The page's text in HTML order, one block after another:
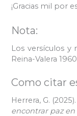
¡Gracias mil por
Nota:
Los versículos y
Reina-Valera
Como citar
Herrera, G. (2025).
encontrar paz